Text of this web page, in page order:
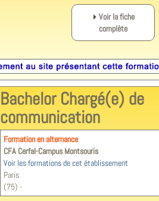
Voir la fiche
complète
Bachelor Chargé(e) de
communication
Formation en alternance
CFA Cerfal-Campus Montsouris
Voir les formations de cet établissement
Paris
(75) -